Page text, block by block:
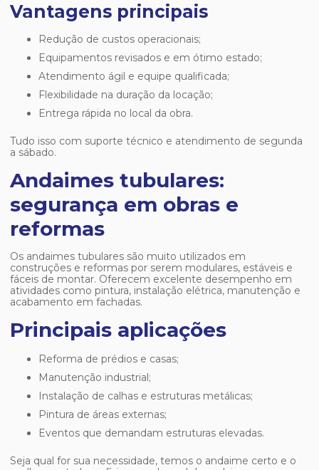
Vantagens principais
Redução de custos operacionais;
Equipamentos revisados e em ótimo estado;
Atendimento ágil e equipe qualificada;
Flexibilidade na duração da locação;
Entrega rápida no local da obra.
Tudo isso com suporte técnico e atendimento de segunda
a sábado.
Andaimes tubulares:
segurança em obras e
reformas
Os andaimes tubulares são muito utilizados em
construções e reformas por serem modulares, estáveis e
fáceis de montar. Oferecem excelente desempenho em
atividades como pintura, instalação elétrica, manutenção e
acabamento em fachadas.
Principais aplicações
Reforma de prédios e casas;
Manutenção industrial;
Instalação de calhas e estruturas metálicas;
Pintura de áreas externas;
Eventos que demandam estruturas elevadas.
Seja qual for sua necessidade, temos o andaime certo e o